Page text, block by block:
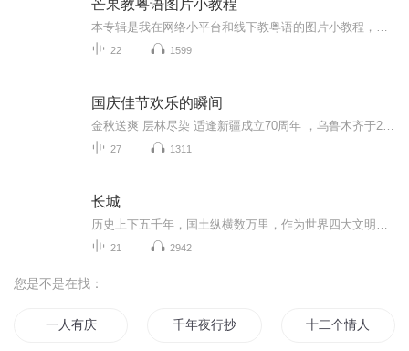
芒果教粤语图片小教程
22 1599
国庆佳节欢乐的瞬间
27 1311
长城
21 2942
您是不是在找：
一人有庆 千年夜行抄 十二个情人节